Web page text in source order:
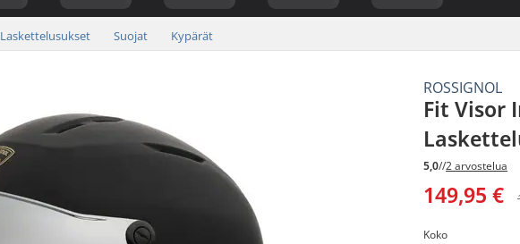
Laskettelusukset Suojat Kypärät
ROSSIGNOL
Fit Visor
5,0//2 arvostelua
149,95 €
Koko